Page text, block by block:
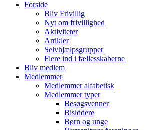
Forside
Bliv Frivillig
Nyt om frivillighed
Aktiviteter
Artikler
Selvhjælpsgrupper
Flere ind i fællesskaberne
Bliv medlem
Medlemmer
Medlemmer alfabetisk
Medlemmer typer
Besøgsvenner
Bisiddere
Børn og unge